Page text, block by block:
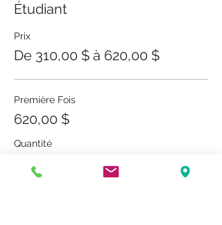
Étudiant
Prix
De 310,00 $ à 620,00 $
Première Fois
620,00 $
Quantité